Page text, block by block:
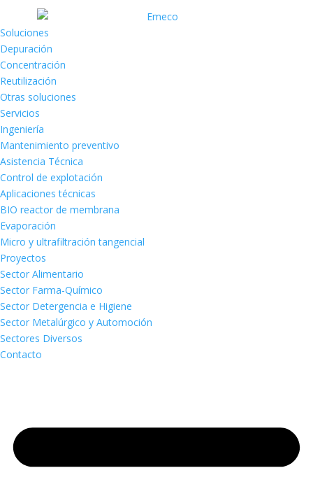
Soluciones
Depuración
Concentración
Reutilización
Otras soluciones
Servicios
Ingeniería
Mantenimiento preventivo
Asistencia Técnica
Control de explotación
Aplicaciones técnicas
BIO reactor de membrana
Evaporación
Micro y ultrafiltración tangencial
Proyectos
Sector Alimentario
Sector Farma-Químico
Sector Detergencia e Higiene
Sector Metalúrgico y Automoción
Sectores Diversos
Contacto